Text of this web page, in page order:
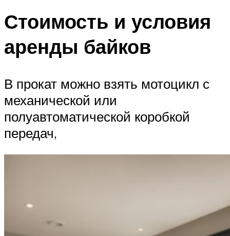
Стоимость и условия
аренды байков
В прокат можно взять мотоцикл с
механической или
полуавтоматической коробкой
передач,